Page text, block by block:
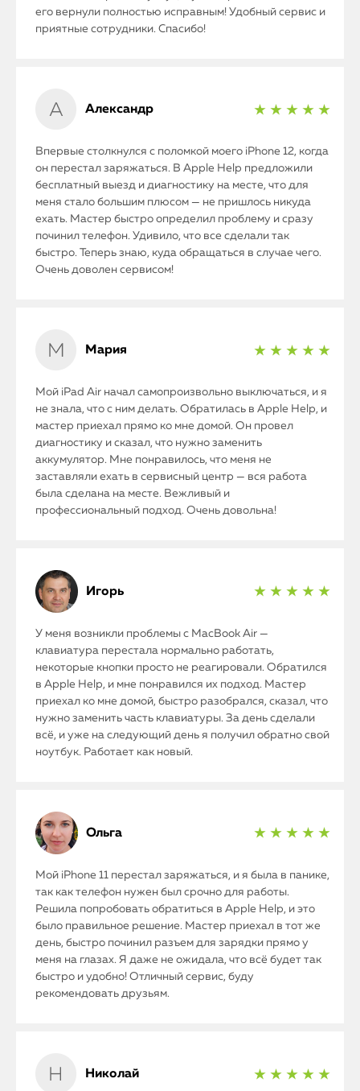
его вернули полностью исправным! Удобный сервис и
приятные сотрудники. Спасибо!
Александр ★ ★ ★ ★ ★
Впервые столкнулся с поломкой моего iPhone 12, когда
он перестал заряжаться. В Apple Help предложили
бесплатный выезд и диагностику на месте, что для
меня стало большим плюсом — не пришлось никуда
ехать. Мастер быстро определил проблему и сразу
починил телефон. Удивило, что все сделали так
быстро. Теперь знаю, куда обращаться в случае чего.
Очень доволен сервисом!
Мария ★ ★ ★ ★ ★
Мой iPad Air начал самопроизвольно выключаться, и я
не знала, что с ним делать. Обратилась в Apple Help, и
мастер приехал прямо ко мне домой. Он провел
диагностику и сказал, что нужно заменить
аккумулятор. Мне понравилось, что меня не
заставляли ехать в сервисный центр — вся работа
была сделана на месте. Вежливый и
профессиональный подход. Очень довольна!
Игорь ★ ★ ★ ★ ★
У меня возникли проблемы с MacBook Air —
клавиатура перестала нормально работать,
некоторые кнопки просто не реагировали. Обратился
в Apple Help, и мне понравился их подход. Мастер
приехал ко мне домой, быстро разобрался, сказал, что
нужно заменить часть клавиатуры. За день сделали
всё, и уже на следующий день я получил обратно свой
ноутбук. Работает как новый.
Ольга ★ ★ ★ ★ ★
Мой iPhone 11 перестал заряжаться, и я была в панике,
так как телефон нужен был срочно для работы.
Решила попробовать обратиться в Apple Help, и это
было правильное решение. Мастер приехал в тот же
день, быстро починил разъем для зарядки прямо у
меня на глазах. Я даже не ожидала, что всё будет так
быстро и удобно! Отличный сервис, буду
рекомендовать друзьям.
Николай ★ ★ ★ ★ ★